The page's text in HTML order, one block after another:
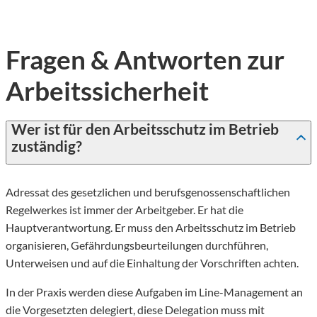
Fragen & Antworten zur
Arbeitssicherheit
Wer ist für den Arbeitsschutz im Betrieb
zuständig?
Adressat des gesetzlichen und berufsgenossenschaftlichen
Regelwerkes ist immer der Arbeitgeber. Er hat die
Hauptverantwortung. Er muss den Arbeitsschutz im Betrieb
organisieren, Gefährdungsbeurteilungen durchführen,
Unterweisen und auf die Einhaltung der Vorschriften achten.
In der Praxis werden diese Aufgaben im Line-Management an
die Vorgesetzten delegiert, diese Delegation muss mit